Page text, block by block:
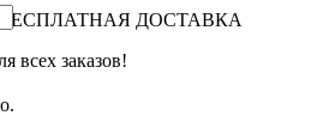
БЕСПЛАТНАЯ ДОСТАВКА
всех заказов!